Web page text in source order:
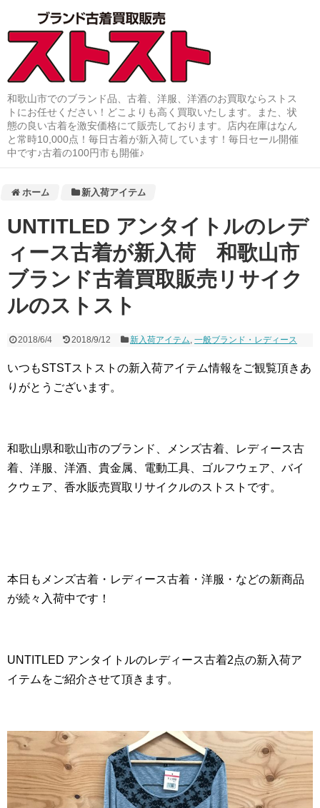
和歌山市でのブランド品、古着、洋服、洋酒のお買取ならストス
トにお任せください！どこよりも高く買取いたします。また、状
態の良い古着を激安価格にて販売しております。店内在庫はなん
と常時10,000点！毎日古着が新入荷しています！毎日セール開催
中です♪古着の100円市も開催♪
ホーム 新入荷アイテム
UNTITLED アンタイトルのレデ
ィース古着が新入荷 和歌山市
ブランド古着買取販売リサイク
ルのストスト
2018/6/4 2018/9/12 新入荷アイテム,一般ブランド・レディース
いつもSTSTストストの新入荷アイテム情報をご観覧頂きあ
りがとうございます。
和歌山県和歌山市のブランド、メンズ古着、レディース古
着、洋服、洋酒、貴金属、電動工具、ゴルフウェア、バイ
クウェア、香水販売買取リサイクルのストストです。
本日もメンズ古着・レディース古着・洋服・などの新商品
が続々入荷中です！
UNTITLED アンタイトルのレディース古着2点の新入荷ア
イテムをご紹介させて頂きます。